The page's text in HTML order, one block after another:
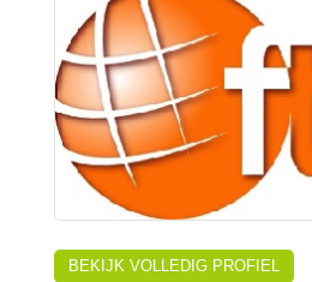
BEKIJK VOLLEDIG PROFIEL